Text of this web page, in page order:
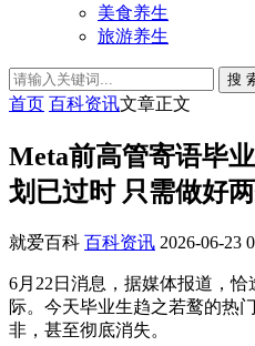
美食养生
旅游养生
搜
首页 百科资讯文章正文
Meta前高管寄语毕
划已过时 只需做好
就爱百科 百科资讯 2026-06-23
6月22日消息，据媒体报道，
际。今天毕业生趋之若鹜的热
非，甚至彻底消失。